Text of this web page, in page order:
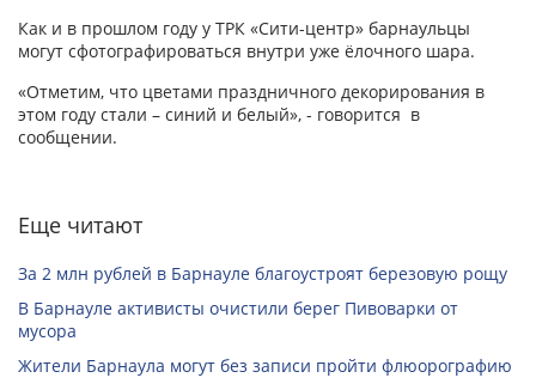
Как и в прошлом году у ТРК «Сити-центр» барнаульцы
могут сфотографироваться внутри уже ёлочного шара.
«Отметим, что цветами праздничного декорирования в
этом году стали – синий и белый», - говорится в
сообщении.
Еще читают
За 2 млн рублей в Барнауле благоустроят березовую рощу
В Барнауле активисты очистили берег Пивоварки от
мусора
Жители Барнаула могут без записи пройти флюорографию